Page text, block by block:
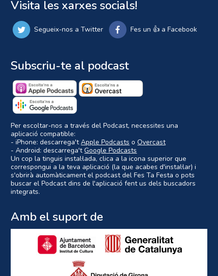
Visita les xarxes socials!
Segueix-nos a Twitter Fes un 👍 a Facebook
Subscriu-te al podcast
Per escoltar-nos a través del Podcast, necessites una
aplicació compatible:
- iPhone: descarrega'tApple Podcasts oOvercast
- Android: descarrega'tGoogle Podcasts
Un cop la tinguis instal·lada, clica a la icona superior que
correspongui a la teva aplicació (la que acabes d'instal·lar) i
s'obrirà automàticament el podcast del Fes Ta Festa o pots
buscar el Podcast dins de l'aplicació fent us dels buscadors
integrats.
Amb el suport de